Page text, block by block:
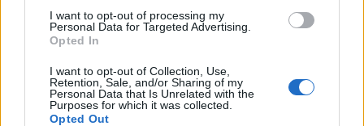
I want to opt-out of processing my
Personal Data for Targeted Advertising.
Opted In
I want to opt-out of Collection, Use,
Retention, Sale, and/or Sharing of my
Personal Data that Is Unrelated with the
Purposes for which it was collected.
Opted Out
settembre: come
funziona il controllo
NEWS LIFESTYLE